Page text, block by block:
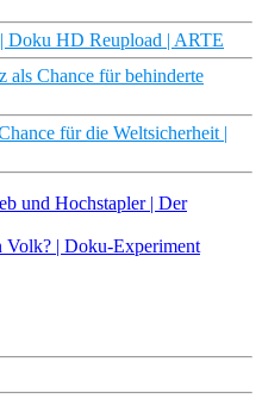
Doku HD Reupload | ARTE
Chance für behinderte
für die Weltsicherheit |
und Hochstapler | Der
Volk? | Doku-Experiment